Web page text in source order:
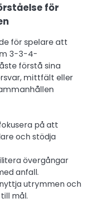
för
för spelare att
3-3-4-
förstå sina
mittfält eller
på att
och stödja
övergångar
anfall.
utrymmen och
mål.